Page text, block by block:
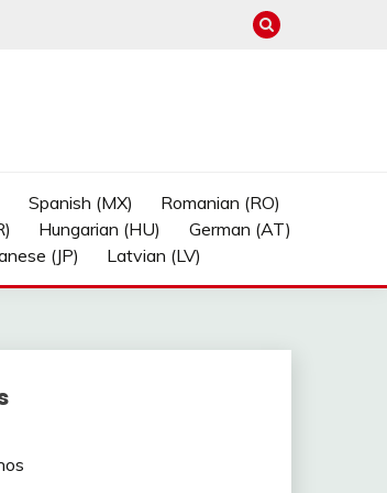
Spanish (MX)
Romanian (RO)
Hungarian (HU)
German (AT)
(JP) Latvian (LV)